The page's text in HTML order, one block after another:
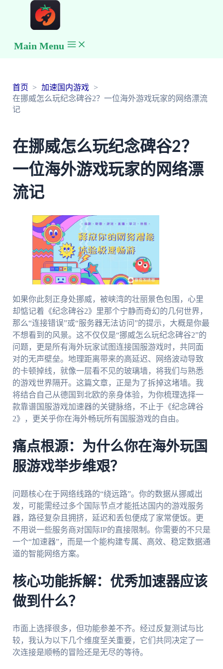
Main Menu
首页
加速国内游戏
在挪威怎么玩纪念碑谷2？一位海外游戏玩家的网络漂流
记
在挪威怎么玩纪念碑谷2？
一位海外游戏玩家的网络漂
流记
如果你此刻正身处挪威，被峡湾的壮丽景色包围，心里
却惦记着《纪念碑谷2》里那个宁静而奇幻的几何世界，
那么“连接错误”或“服务器无法访问”的提示，大概是你最
不想看到的风景。这不仅仅是“挪威怎么玩纪念碑谷2”的
问题，更是所有海外玩家试图连接国服游戏时，共同面
对的无声壁垒。地理距离带来的高延迟、网络波动导致
的卡顿掉线，就像一层看不见的玻璃墙，将我们与熟悉
的游戏世界隔开。这篇文章，正是为了拆掉这堵墙。我
将结合自己从德国到北欧的亲身体验，为你梳理选择一
款靠谱国服游戏加速器的关键脉络，不止于《纪念碑谷
2》，更关乎你在海外畅玩所有国服游戏的自由。
痛点根源：为什么你在海外玩国
服游戏举步维艰？
问题核心在于网络线路的“绕远路”。你的数据从挪威出
发，可能需经过多个国际节点才能抵达国内的游戏服务
器，路径复杂且拥挤，延迟和丢包便成了家常便饭。更
不用说一些服务商对国际IP的直接限制。你需要的不只是
一个“加速器”，而是一个能构建专属、高效、稳定数据通
道的智能网络方案。
核心功能拆解：优秀加速器应该
做到什么？
市面上选择很多，但功能参差不齐。经过反复测试与比
较，我认为以下几个维度至关重要，它们共同决定了一
次连接是顺畅的冒险还是无尽的等待。